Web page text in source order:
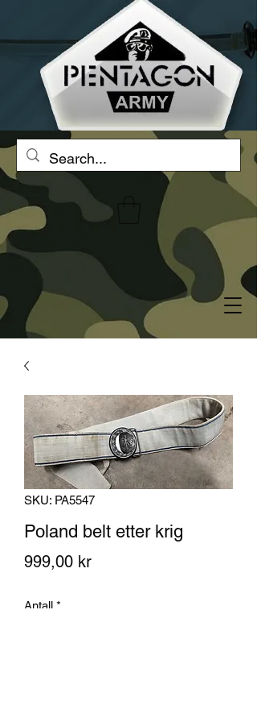
SKU: PA5547
Poland belt etter krig
999,00 krPris
Antall *